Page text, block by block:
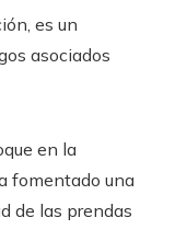
es un
asociados
en la
fomentado una
de las prendas